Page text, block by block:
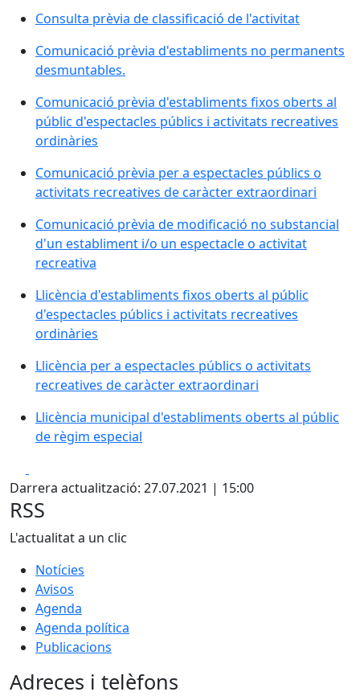
Consulta prèvia de classificació de l'activitat
Comunicació prèvia d'establiments no permanents
desmuntables.
Comunicació prèvia d'establiments fixos oberts al
públic d'espectacles públics i activitats recreatives
ordinàries
Comunicació prèvia per a espectacles públics o
activitats recreatives de caràcter extraordinari
Comunicació prèvia de modificació no substancial
d'un establiment i/o un espectacle o activitat
recreativa
Llicència d'establiments fixos oberts al públic
d'espectacles públics i activitats recreatives
ordinàries
Llicència per a espectacles públics o activitats
recreatives de caràcter extraordinari
Llicència municipal d'establiments oberts al públic
de règim especial
Darrera actualització: 27.07.2021 | 15:00
RSS
L'actualitat a un clic
Notícies
Avisos
Agenda
Agenda política
Publicacions
Adreces i telèfons